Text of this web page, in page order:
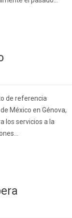
de referencia
México en Génova,
los servicios a la